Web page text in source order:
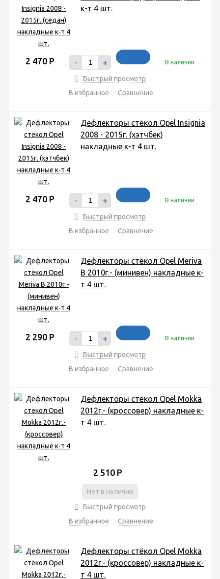
к-т 4 шт.
2 470 Р - + В наличии
Быстрый просмотр
В избранное
Сравнение
Дефлекторы стёкол Opel Insignia
2008 - 2015г. (хэтчбек)
накладные к-т 4 шт.
2 470 Р - + В наличии
Быстрый просмотр
В избранное
Сравнение
Дефлекторы стёкол Opel Meriva
B 2010г.- (минивен) накладные к-
т 4 шт.
2 290 Р - + В наличии
Быстрый просмотр
В избранное
Сравнение
Дефлекторы стёкол Opel Mokka
2012г.- (кроссовер) накладные к-
т 4 шт.
2 510 Р
Нет в наличии
Быстрый просмотр
В избранное
Сравнение
Дефлекторы стёкол Opel Mokka
2012г.- (кроссовер) накладные к-
т 4 шт.